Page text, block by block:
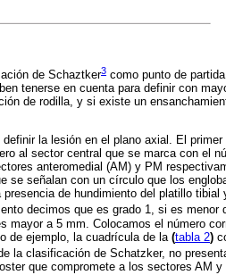
de Schaztker3 como punto de
tenerse en cuenta para definir con
de rodilla, y si existe un
la lesión en el plano axial. El
al sector central que se marca con el
anteromedial (AM) y PM
se señalan con un círculo que los
presencia de hundimiento del platillo
decimos que es grado 1, si es
mayor a 5 mm. Colocamos el número
de ejemplo, la cuadrícula de la (tabla 2)
la clasificación de Schatzker, no
que compromete a los sectores AM